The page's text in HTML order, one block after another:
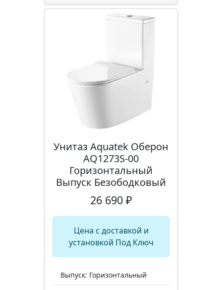
Унитаз Aquatek Оберон
AQ1273S-00
Горизонтальный
Выпуск Безободковый
26 690 ₽
Цена с доставкой и
установкой Под Ключ
Выпуск: Горизонтальный